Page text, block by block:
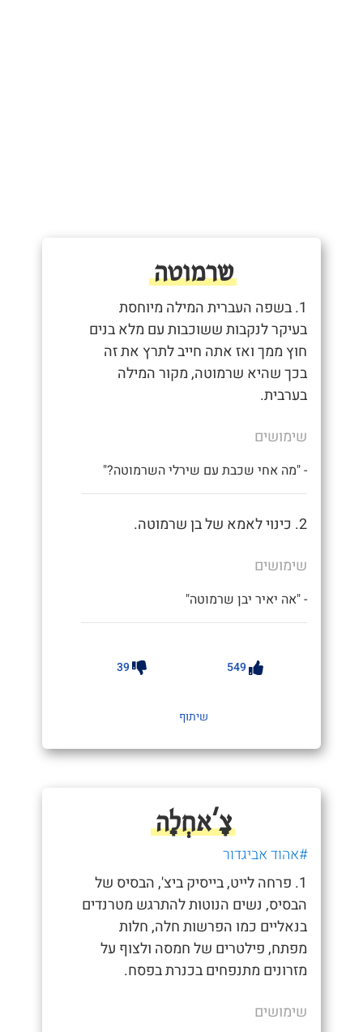
שרמוטה
1. בשפה העברית המילה מיוחסת
בעיקר לנקבות ששוכבות עם מלא בנים
חוץ ממך ואז אתה חייב לתרץ את זה
בכך שהיא שרמוטה, מקור המילה
בערבית.
שימושים
- "מה אחי שכבת עם שירלי השרמוטה?"
2. כינוי לאמא של בן שרמוטה.
שימושים
- "אה יאיר יבן שרמוטה"
549
39
שיתוף
צָ'אחְלָה
#אהוד אביגדור
1. פרחה לייט, בייסיק ביצ', הבסיס של
הבסיס, נשים הנוטות להתרגש מטרנדים
בנאליים כמו הפרשות חלה, חלות
מפתח, פילטרים של חמסה ולצוף על
מזרונים מתנפחים בכנרת בפסח.
שימושים